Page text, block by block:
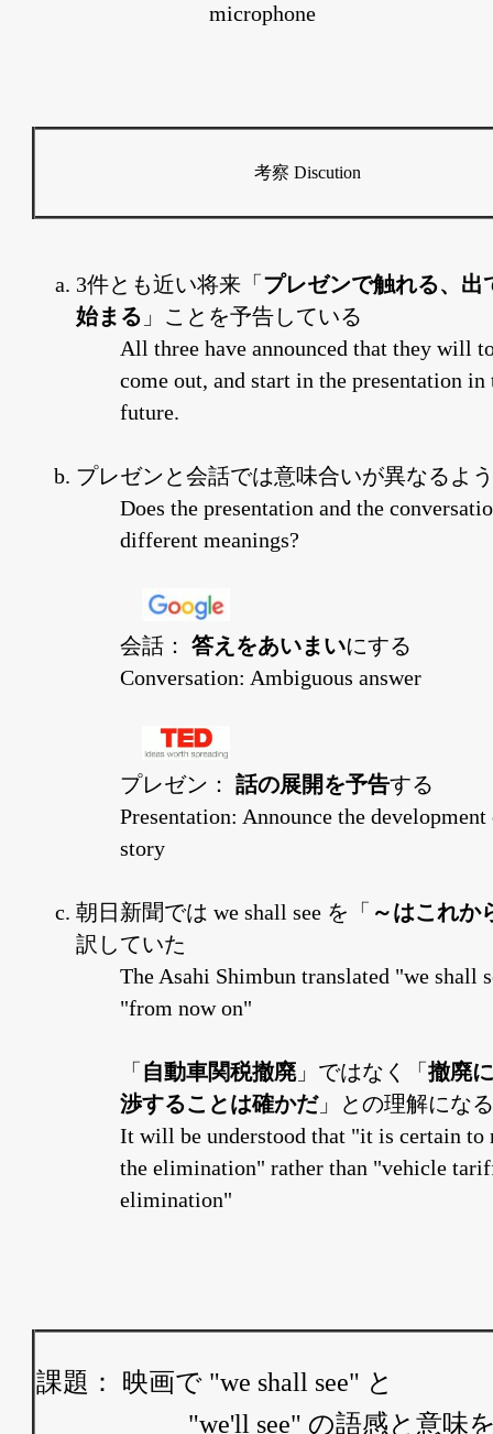
microphone
考察 Discution
3件とも近い将来「 プレゼンで触れる、出
始まる 」ことを予告している
All three have announced that they will
come out, and start in the presentation in
future.
プレゼンと会話では意味合いが異なるよ
Does the presentation and the
different meanings?
会話： 答えをあいまいにする
Conversation: Ambiguous answer
プレゼン： 話の展開を予告する
Presentation: Announce the development
story
朝日新聞では we shall see を「 ～はこれか
訳していた
The Asahi Shimbun translated "we shall
"from now on"
「自動車関税撤廃」ではなく「撤廃
渉することは確かだ」との理解になる
It will be understood that "it is certain to
the elimination" rather than "vehicle
elimination"
課題： 映画で "we shall see" と
"we'll see" の語感と意味